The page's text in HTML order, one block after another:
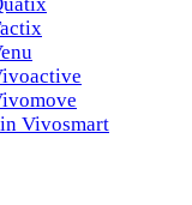
Vivosmart